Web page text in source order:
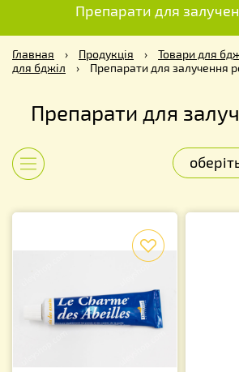
Препарати для
Главная › Продукція › Товари для
для бджіл
› Препарати для залучення
Препарати для